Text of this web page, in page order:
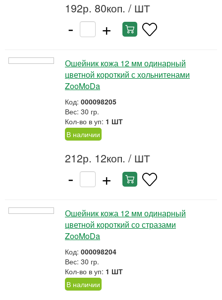
192р. 80коп. / ШТ
- +
Ошейник кожа 12 мм одинарный
цветной короткий с хольнитенами
ZooMoDa
Код: 000098205
Вес: 30 гр.
Кол-во в уп: 1 ШТ
В наличии
212р. 12коп. / ШТ
- +
Ошейник кожа 12 мм одинарный
цветной короткий со стразами
ZooMoDa
Код: 000098204
Вес: 30 гр.
Кол-во в уп: 1 ШТ
В наличии